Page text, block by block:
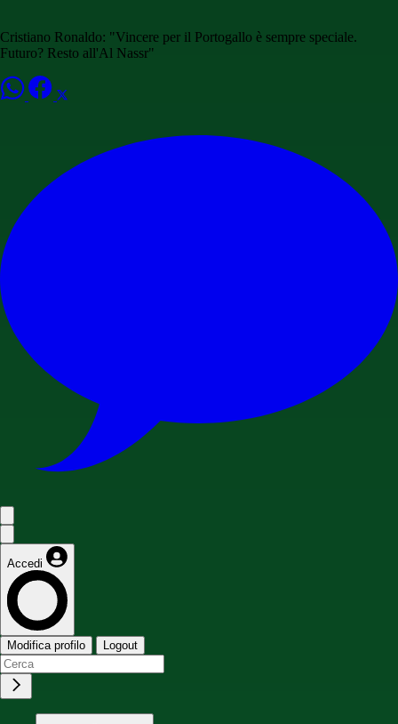
Cristiano Ronaldo: "Vincere per il Portogallo è sempre speciale.
Futuro? Resto all'Al Nassr"
Accedi
Modifica profilo Logout